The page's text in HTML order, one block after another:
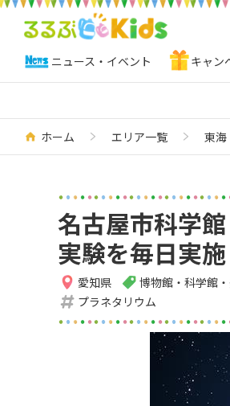
ニュース・イベント キャン
ホーム エリア一覧 東海
名古屋市科学
実験を毎日実施
愛知県 博物館・科学館
プラネタリウム